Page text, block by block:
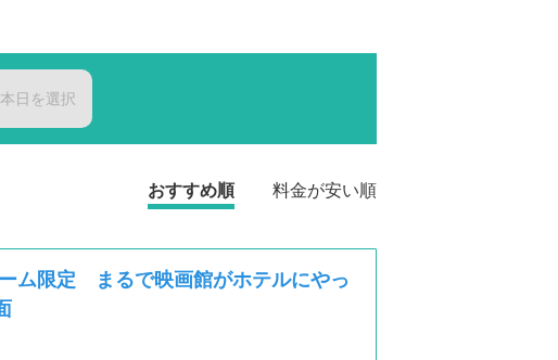
本日を選択
おすすめ順 料金が安い順
ム限定 まるで映画館がホテルにやっ